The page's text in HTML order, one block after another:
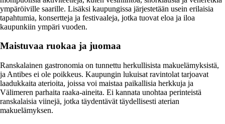
ympäröiville saarille. Lisäksi kaupungissa järjestetään usein erilaisia
tapahtumia, konsertteja ja festivaaleja, jotka tuovat eloa ja iloa
kaupunkiin ympäri vuoden.
Maistuvaa ruokaa ja juomaa
Ranskalainen gastronomia on tunnettu herkullisista makuelämyksistä,
ja Antibes ei ole poikkeus. Kaupungin lukuisat ravintolat tarjoavat
laadukkaita aterioita, joissa voi maistaa paikallisia herkkuja ja
Välimeren parhaita raaka-aineita. Ei kannata unohtaa perinteistä
ranskalaisia viinejä, jotka täydentävät täydellisesti aterian
makuelämyksen.